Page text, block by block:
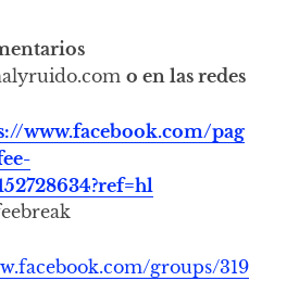
o en las redes
www.facebook.com/pag
groups/319